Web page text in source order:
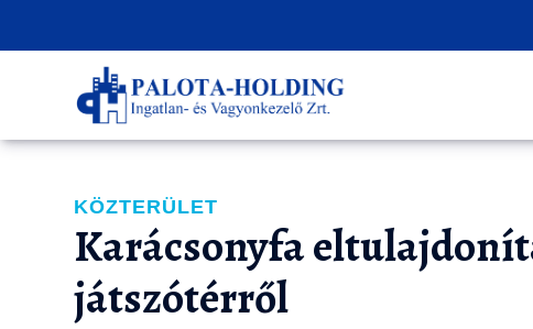
KÖZTERÜLET
Karácsonyfa
játszótérről